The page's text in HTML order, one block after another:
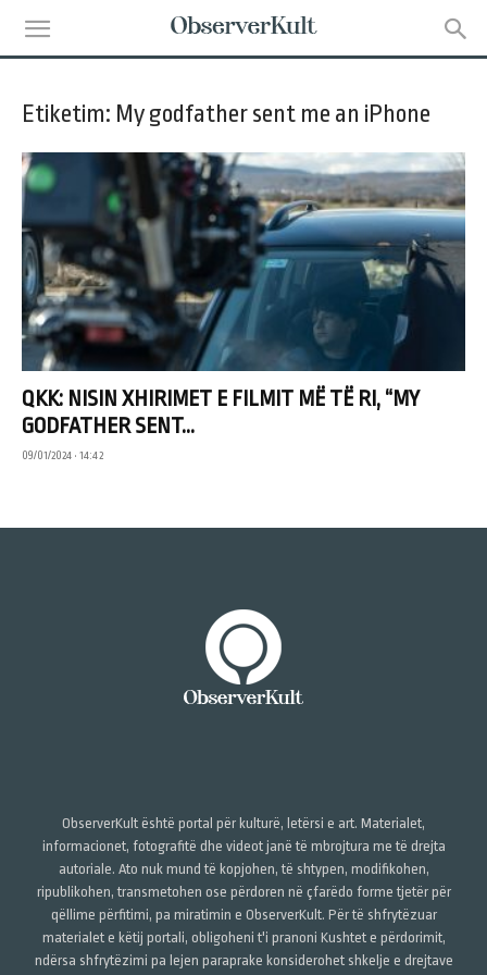
Etiketim: My godfather sent me an iPhone
QKK: NISIN XHIRIMET E FILMIT MË TË RI, “MY
GODFATHER SENT...
09/01/2024 • 14:42
ObserverKult është portal për kulturë, letërsi e art. Materialet,
informacionet, fotografitë dhe videot janë të mbrojtura me të drejta
autoriale. Ato nuk mund të kopjohen, të shtypen, modifikohen,
ripublikohen, transmetohen ose përdoren në çfarëdo forme tjetër për
qëllime përfitimi, pa miratimin e ObserverKult. Për të shfrytëzuar
materialet e këtij portali, obligoheni t'i pranoni Kushtet e përdorimit,
ndërsa shfrytëzimi pa lejen paraprake konsiderohet shkelje e drejtave